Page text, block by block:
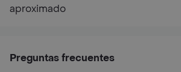
aproximado
Preguntas frecuentes